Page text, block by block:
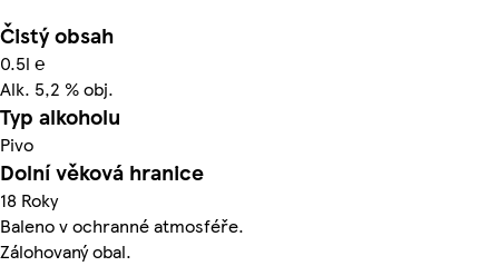
Čistý obsah
0.5l ℮
Alk. 5,2 % obj.
Typ alkoholu
Pivo
Dolní věková hranice
18 Roky
Baleno v ochranné atmosféře.
Zálohovaný obal.